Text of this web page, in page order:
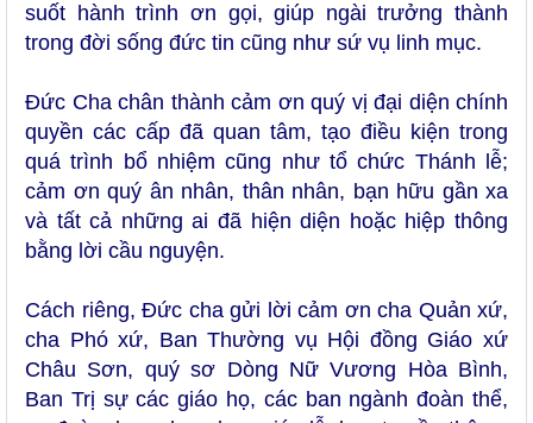
suốt hành trình ơn gọi, giúp ngài trưởng thành
trong đời sống đức tin cũng như sứ vụ linh mục.
Đức Cha chân thành cảm ơn quý vị đại diện chính
quyền các cấp đã quan tâm, tạo điều kiện trong
quá trình bổ nhiệm cũng như tổ chức Thánh lễ;
cảm ơn quý ân nhân, thân nhân, bạn hữu gần xa
và tất cả những ai đã hiện diện hoặc hiệp thông
bằng lời cầu nguyện.
Cách riêng, Đức cha gửi lời cảm ơn cha Quản xứ,
cha Phó xứ, Ban Thường vụ Hội đồng Giáo xứ
Châu Sơn, quý sơ Dòng Nữ Vương Hòa Bình,
Ban Trị sự các giáo họ, các ban ngành đoàn thể,